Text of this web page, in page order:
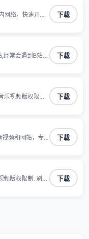
酷狗音乐、YY
速回国。目前已
一对一在线客
网络，快速开启
顿问题；更能加
畅享国内网络！
下载
经常会遇到B站地
,使用我们的哔
络问题,一键网络
下载
乐视频版权限制.
延迟. 提升国内
量边缘. 动态多
下载
频和网站，专
、腾讯视频、
阳师、和平精
个伊甸园等国
华人和留学生、
音乐视频加速服
服游戏和音视
回国。目前已
一对一在线客
下载
频版权限制. 刷剧
. 提升国内主流
缘. 动态多线. 智
下载